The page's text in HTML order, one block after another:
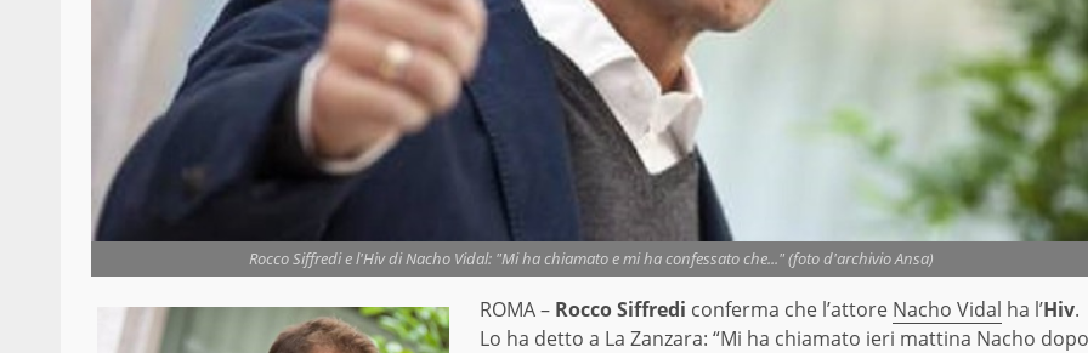
Rocco Siffredi e l'Hiv di Nacho Vidal: "Mi ha chiamato e mi ha confessato che..." (foto d'archivio Ansa)
ROMA – Rocco Siffredi conferma che l’attore Nacho Vidal ha l’Hiv.
Lo ha detto a La Zanzara: “Mi ha chiamato ieri mattina Nacho dopo